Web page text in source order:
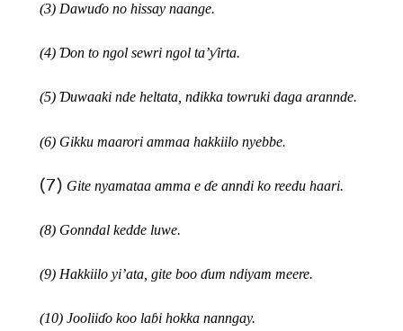
(3) Dawuɗo no hissay naange.
(4) Ɗon to ngol sewri ngol ta’ƴirta.
(5) Ɗuwaaki nde heltata, ndikka towruki daga arannde.
(6) Gikku maarori ammaa hakkiilo nyebbe.
(7) Gite nyamataa amma e ɗe anndi ko reedu haari.
(8) Gonndal kedde luwe.
(9) Hakkiilo yi’ata, gite boo ɗum ndiyam meere.
(10) Jooliiɗo koo laɓi hokka nanngay.